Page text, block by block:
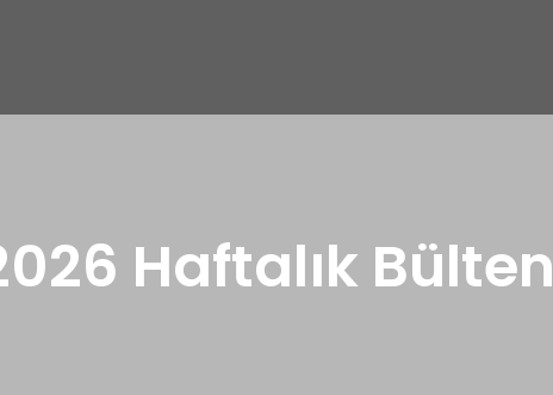
Haftalık Bülten